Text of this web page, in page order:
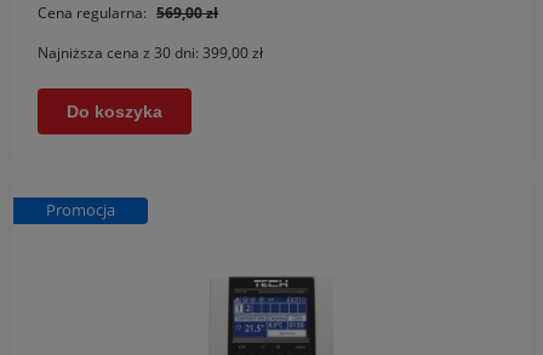
Cena regularna: 569,00 zł
Najniższa cena z 30 dni: 399,00 zł
Do koszyka
Promocja